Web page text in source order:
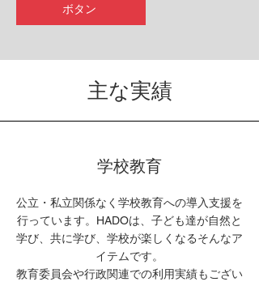
ボタン
主な実績
​学校教育
公立・私立関係なく学校教育への導入支援を
行っています。HADOは、子ども達が自然と
学び、共に学び、学校が楽しくなるそんなア
イテムです。
教育委員会や行政関連での利用実績もござい